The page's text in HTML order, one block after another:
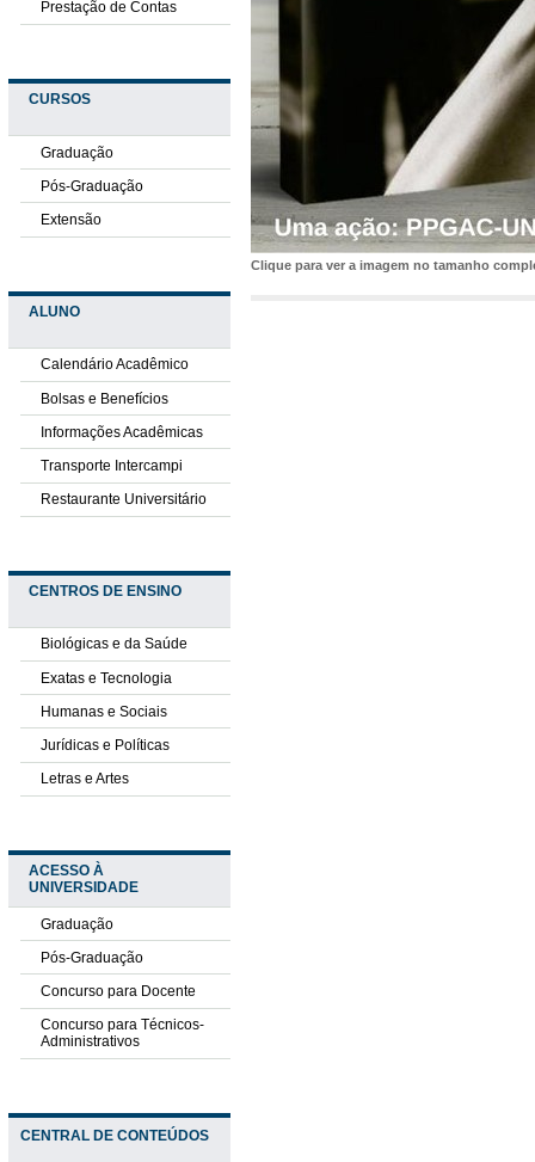
Prestação de Contas
CURSOS
Graduação
Pós-Graduação
Extensão
ALUNO
Calendário Acadêmico
Bolsas e Benefícios
Informações Acadêmicas
Transporte Intercampi
Restaurante Universitário
CENTROS DE ENSINO
Biológicas e da Saúde
Exatas e Tecnologia
Humanas e Sociais
Jurídicas e Políticas
Letras e Artes
ACESSO À
UNIVERSIDADE
Graduação
Pós-Graduação
Concurso para Docente
Concurso para Técnicos-
Administrativos
CENTRAL DE CONTEÚDOS
Clique para ver a imagem no tamanho